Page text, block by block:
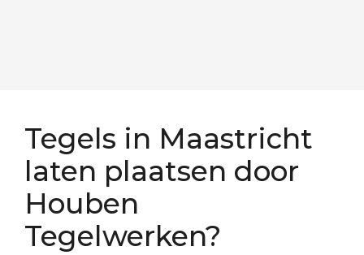
Tegels in Maastricht
laten plaatsen door
Houben
Tegelwerken?